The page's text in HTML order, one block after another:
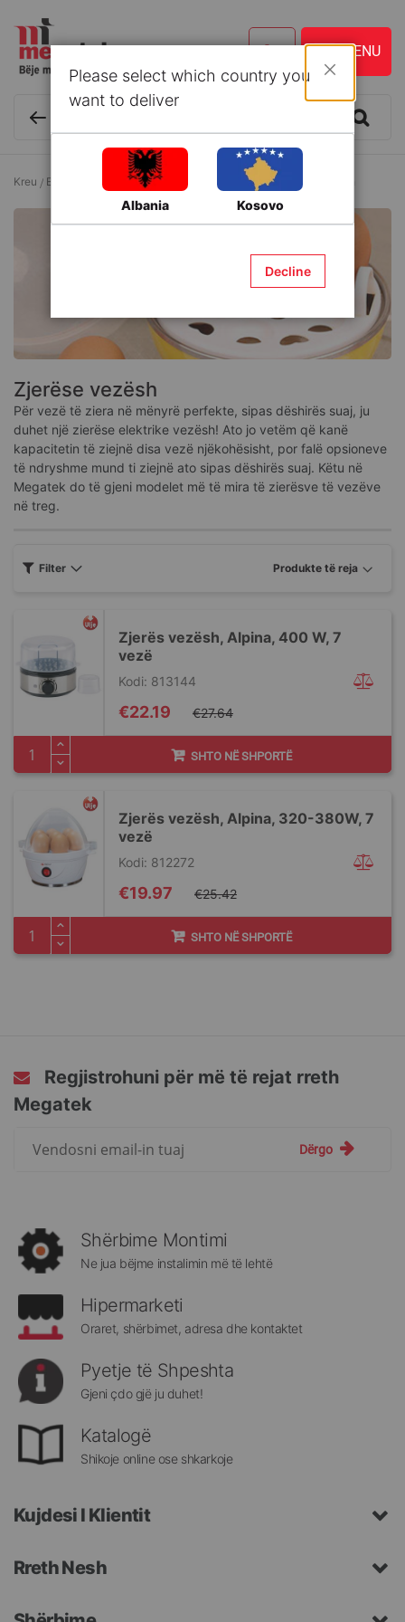
Kreu Elektroshtëpiake Elektroshtëpiake të vogla
Zjerëse vezësh
Për vezë të ziera në mënyrë perfekte, sipas dëshirës suaj, ju
duhet një zierëse elektrike vezësh! Ato jo vetëm që kanë
kapacitetin të ziejnë disa vezë njëkohësisht, por falë opsioneve
të ndryshme mund ti ziejnë ato sipas dëshirës suaj. Këtu në
Megatek do të gjeni modelet më të mira të zierësve të vezëve
në treg.
Zjerës vezësh, Alpina, 400 W, 7
vezë
Kodi: 813144
Special
Price
€22.19 €27.64
SHTO NË SHPORTË
Zjerës vezësh, Alpina, 320-380W, 7
vezë
Kodi: 812272
Special
Price
€19.97 €25.42
SHTO NË SHPORTË
Filter
Regjistrohuni për më të rejat rreth
Megatek
rreth
Megatek:
Dërgo
Shërbime Montimi
Ne jua bëjme instalimin më të lehtë
Hipermarketi
Oraret, shërbimet, adresa dhe kontaktet
Pyetje të Shpeshta
Gjeni çdo gjë ju duhet!
Katalogë
Shikoje online ose shkarkoje
Kujdesi I Klientit
Rreth Nesh
Please select which country you
want to deliver
Albania Kosovo
Decline